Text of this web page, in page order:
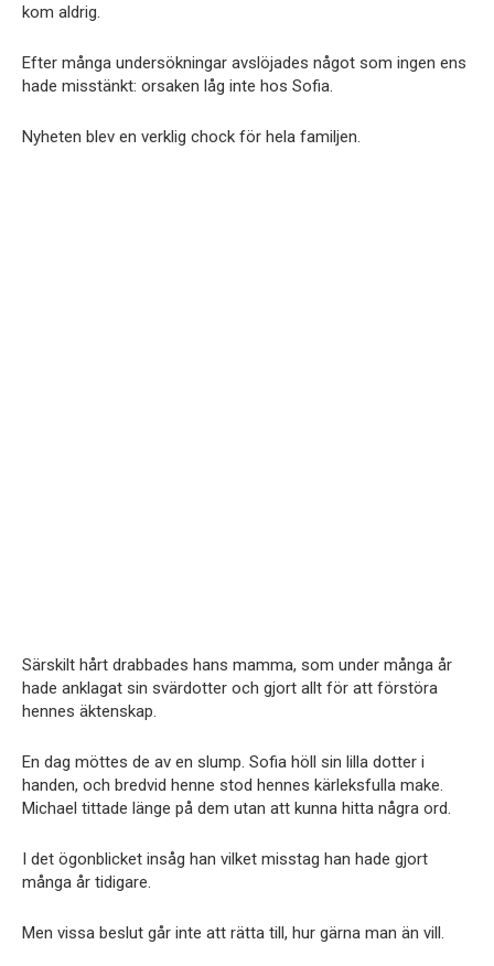
kom aldrig.
Efter många undersökningar avslöjades något som ingen ens
hade misstänkt: orsaken låg inte hos Sofia.
Nyheten blev en verklig chock för hela familjen.
Särskilt hårt drabbades hans mamma, som under många år
hade anklagat sin svärdotter och gjort allt för att förstöra
hennes äktenskap.
En dag möttes de av en slump. Sofia höll sin lilla dotter i
handen, och bredvid henne stod hennes kärleksfulla make.
Michael tittade länge på dem utan att kunna hitta några ord.
I det ögonblicket insåg han vilket misstag han hade gjort
många år tidigare.
Men vissa beslut går inte att rätta till, hur gärna man än vill.